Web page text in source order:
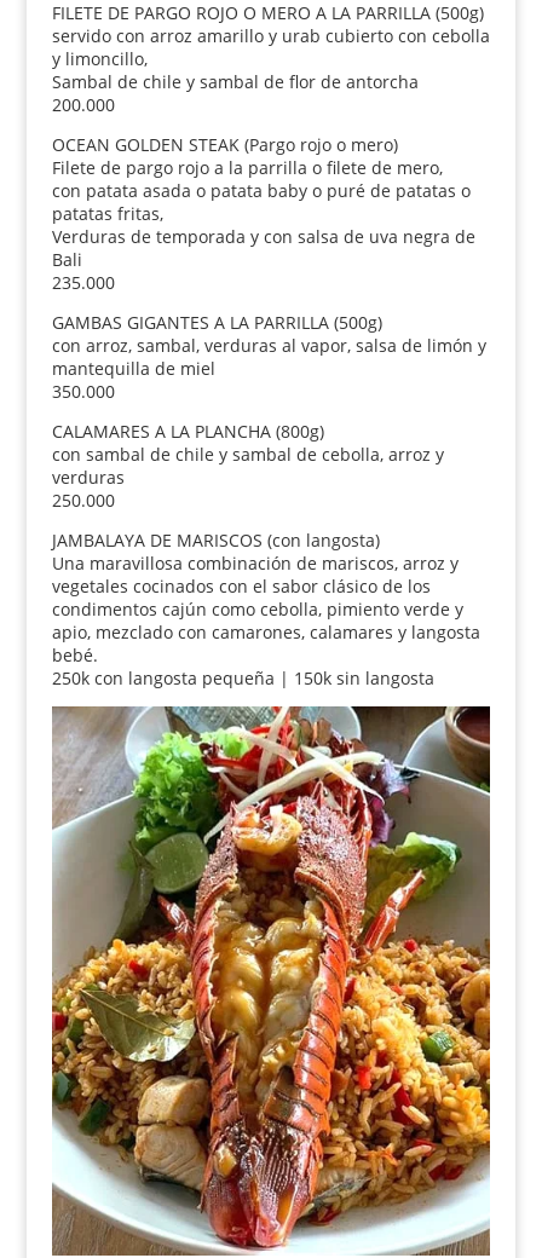
FILETE DE PARGO ROJO O MERO A LA PARRILLA (500g)
servido con arroz amarillo y urab cubierto con cebolla
y limoncillo,
Sambal de chile y sambal de flor de antorcha
200.000
OCEAN GOLDEN STEAK (Pargo rojo o mero)
Filete de pargo rojo a la parrilla o filete de mero,
con patata asada o patata baby o puré de patatas o
patatas fritas,
Verduras de temporada y con salsa de uva negra de
Bali
235.000
GAMBAS GIGANTES A LA PARRILLA (500g)
con arroz, sambal, verduras al vapor, salsa de limón y
mantequilla de miel
350.000
CALAMARES A LA PLANCHA (800g)
con sambal de chile y sambal de cebolla, arroz y
verduras
250.000
JAMBALAYA DE MARISCOS (con langosta)
Una maravillosa combinación de mariscos, arroz y
vegetales cocinados con el sabor clásico de los
condimentos cajún como cebolla, pimiento verde y
apio, mezclado con camarones, calamares y langosta
bebé.
250k con langosta pequeña | 150k sin langosta